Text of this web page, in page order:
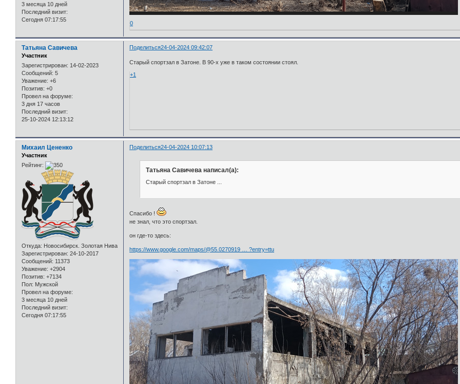
3 месяца 10 дней
Последний визит:
Сегодня 07:17:55
0
Поделиться24-04-2024 09:42:07
Татьяна Савичева
Участник
Зарегистрирован: 14-02-2023
Сообщений: 5
Уважение: +6
Позитив: +0
Провел на форуме:
3 дня 17 часов
Последний визит:
25-10-2024 12:13:12
Старый спортзал в Затоне. В 90-х уже в таком состоянии стоял.
+1
Поделиться24-04-2024 10:07:13
Михаил Цененко
Участник
Рейтинг:
Откуда: Новосибирск. Золотая Нива
Зарегистрирован: 24-10-2017
Сообщений: 11373
Уважение: +2904
Позитив: +7134
Пол: Мужской
Провел на форуме:
3 месяца 10 дней
Последний визит:
Сегодня 07:17:55
Татьяна Савичева написал(а):
Старый спортзал в Затоне ...
Спасибо !
не знал, что это спортзал.
он где-то здесь:
https://www.google.com/maps/@55.0270919 … ?entry=ttu